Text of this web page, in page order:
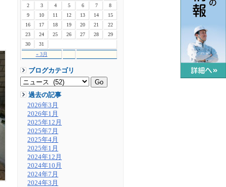
« 3月
2
3 4 5 6 7
8
9
10 11 12 13 14
15
16
17 18 19 20 21
22
23
24 25 26 27 28
29
30
31
ブログカテゴリ
過去の記事
2026年3月
2026年1月
2025年12月
2025年7月
2025年4月
2025年1月
2024年12月
2024年10月
2024年7月
2024年3月